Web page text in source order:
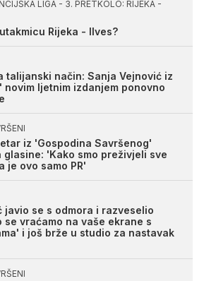
LIGA - 3. PRETKOLO: RIJEKA -
Rijeka - Ilves?
talijanski način: Sanja Vejnović iz
novim ljetnim izdanjem ponovno
iz 'Gospodina Savršenog'
glasine: 'Kako smo preživjeli sve
je ovo samo PR'
javio se s odmora i razveselio
se vraćamo na vaše ekrane s
i još brže u studio za nastavak